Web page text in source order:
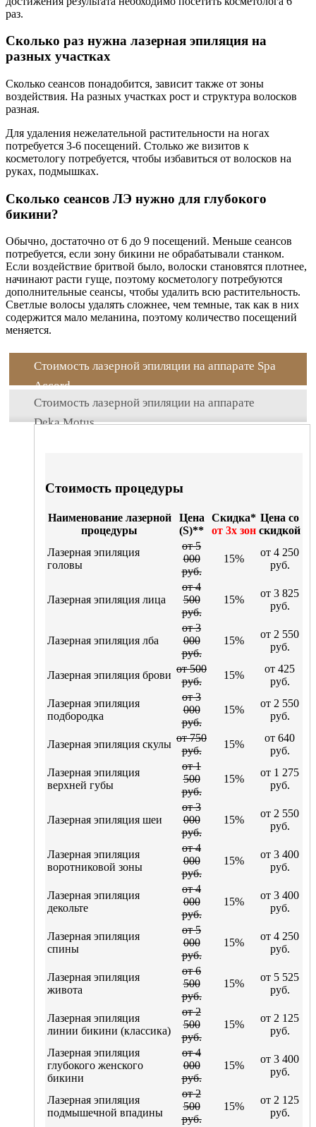
раз.
Сколько раз нужна лазерная эпиляция на
разных участках
Сколько сеансов понадобится, зависит также от зоны
воздействия. На разных участках рост и структура волосков
разная.
Для удаления нежелательной растительности на ногах
потребуется 3-6 посещений. Столько же визитов к
косметологу потребуется, чтобы избавиться от волосков на
руках, подмышках.
Сколько сеансов ЛЭ нужно для глубокого
бикини?
Обычно, достаточно от 6 до 9 посещений. Меньше сеансов
потребуется, если зону бикини не обрабатывали станком.
Если воздействие бритвой было, волоски становятся плотнее,
начинают расти гуще, поэтому косметологу потребуются
дополнительные сеансы, чтобы удалить всю растительность.
Светлые волосы удалять сложнее, чем темные, так как в них
содержится мало меланина, поэтому количество посещений
меняется.
Стоимость лазерной эпиляции на аппарате Spa
Accord
Стоимость процедуры
Наименование лазерной
процедуры
Цена
(S)**
Скидка*
от 3х зон
Цена со
скидкой
Лазерная эпиляция
головы
от 5
000
руб.
15%
от 4 250
руб.
Лазерная эпиляция лица
от 4
500
руб.
15%
от 3 825
руб.
Лазерная эпиляция лба
от 3
000
руб.
15%
от 2 550
руб.
Лазерная эпиляция брови
от 500
руб.
15%
от 425
руб.
Лазерная эпиляция
подбородка
от 3
000
руб.
15%
от 2 550
руб.
Лазерная эпиляция скулы
от 750
руб.
15%
от 640
руб.
Лазерная эпиляция
верхней губы
от 1
500
руб.
15%
от 1 275
руб.
Лазерная эпиляция шеи
от 3
000
руб.
15%
от 2 550
руб.
Лазерная эпиляция
воротниковой зоны
от 4
000
руб.
15%
от 3 400
руб.
Лазерная эпиляция
декольте
от 4
000
руб.
15%
от 3 400
руб.
Лазерная эпиляция
спины
от 5
000
руб.
15%
от 4 250
руб.
Лазерная эпиляция
живота
от 6
500
руб.
15%
от 5 525
руб.
Лазерная эпиляция
линии бикини (классика)
от 2
500
руб.
15%
от 2 125
руб.
Лазерная эпиляция
глубокого женского
бикини
от 4
000
руб.
15%
от 3 400
руб.
Лазерная эпиляция
подмышечной впадины
от 2
500
руб.
15%
от 2 125
руб.
Стоимость лазерной эпиляции на аппарате
Deka Motus